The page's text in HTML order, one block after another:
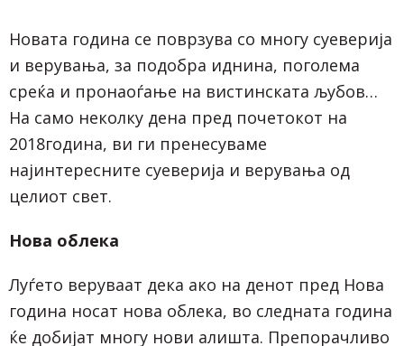
Новата година се поврзува со многу суеверија
и верувања, за подобра иднина, поголема
среќа и пронаоѓање на вистинската љубов…
На само неколку дена пред почетокот на
2018година, ви ги пренесуваме
најинтересните суеверија и верувања од
целиот свет.
Нова облека
Луѓето веруваат дека ако на денот пред Нова
година носат нова облека, во следната година
ќе добијат многу нови алишта. Препорачливо